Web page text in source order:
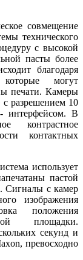
совмещение
технического
с высокой
пасты более
благодаря
могут
печати. Камеры
с разрешением 10
интерфейсом. В
контрастное
контактных
использует
пастой
Сигналы с камер
изображения
положения
площадки.
секунд и
превосходно